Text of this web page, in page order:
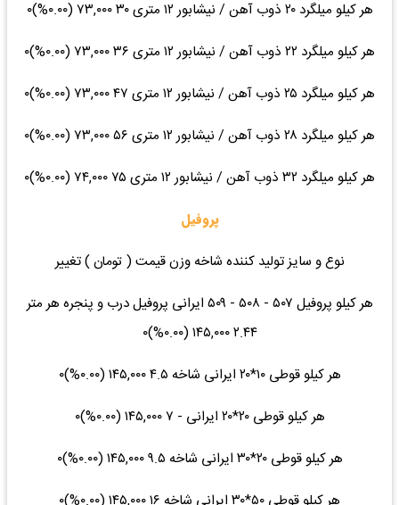
هر کیلو میلگرد ۲۰ ذوب آهن / نیشابور ۱۲ متری ۳۰ ۷۳,۰۰۰ (۰.۰۰%)۰
هر کیلو میلگرد ۲۲ ذوب آهن / نیشابور ۱۲ متری ۳۶ ۷۳,۰۰۰ (۰.۰۰%)۰
هر کیلو میلگرد ۲۵ ذوب آهن / نیشابور ۱۲ متری ۴۷ ۷۳,۰۰۰ (۰.۰۰%)۰
هر کیلو میلگرد ۲۸ ذوب آهن / نیشابور ۱۲ متری ۵۶ ۷۳,۰۰۰ (۰.۰۰%)۰
هر کیلو میلگرد ۳۲ ذوب آهن / نیشابور ۱۲ متری ۷۵ ۷۴,۰۰۰ (۰.۰۰%)۰
پروفیل
نوع و سایز تولید کننده شاخه وزن قیمت ( تومان ) تغییر
هر کیلو پروفیل ۵۰۷ - ۵۰۸ - ۵۰۹ ایرانی پروفیل درب و پنجره هر متر
۲.۴۴ ۱۴۵,۰۰۰ (۰.۰۰%)۰
هر کیلو قوطی ۱۰*۲۰ ایرانی شاخه ۴.۵ ۱۴۵,۰۰۰ (۰.۰۰%)۰
هر کیلو قوطی ۲۰*۲۰ ایرانی - ۷ ۱۴۵,۰۰۰ (۰.۰۰%)۰
هر کیلو قوطی ۲۰*۳۰ ایرانی شاخه ۹.۵ ۱۴۵,۰۰۰ (۰.۰۰%)۰